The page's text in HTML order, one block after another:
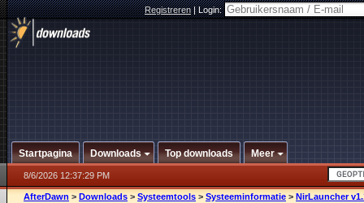
Registreren|Login:
Startpagina Downloads Top downloads Meer
8/6/2026 12:37:29 PM
AfterDawn > Downloads > Systeemtools > Systeeminformatie > NirLauncher